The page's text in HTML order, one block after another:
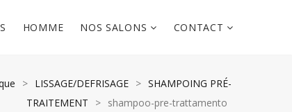
HOMME NOS SALONS CONTACT
> LISSAGE/DEFRISAGE > SHAMPOING PRÉ-
TRAITEMENT
> shampoo-pre-trattamento